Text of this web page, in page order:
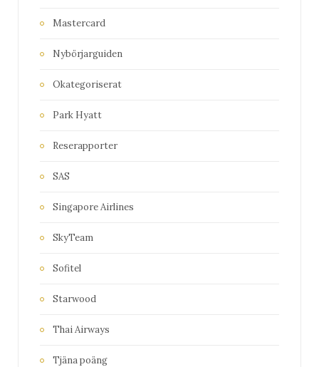
Mastercard
Nybörjarguiden
Okategoriserat
Park Hyatt
Reserapporter
SAS
Singapore Airlines
SkyTeam
Sofitel
Starwood
Thai Airways
Tjäna poäng